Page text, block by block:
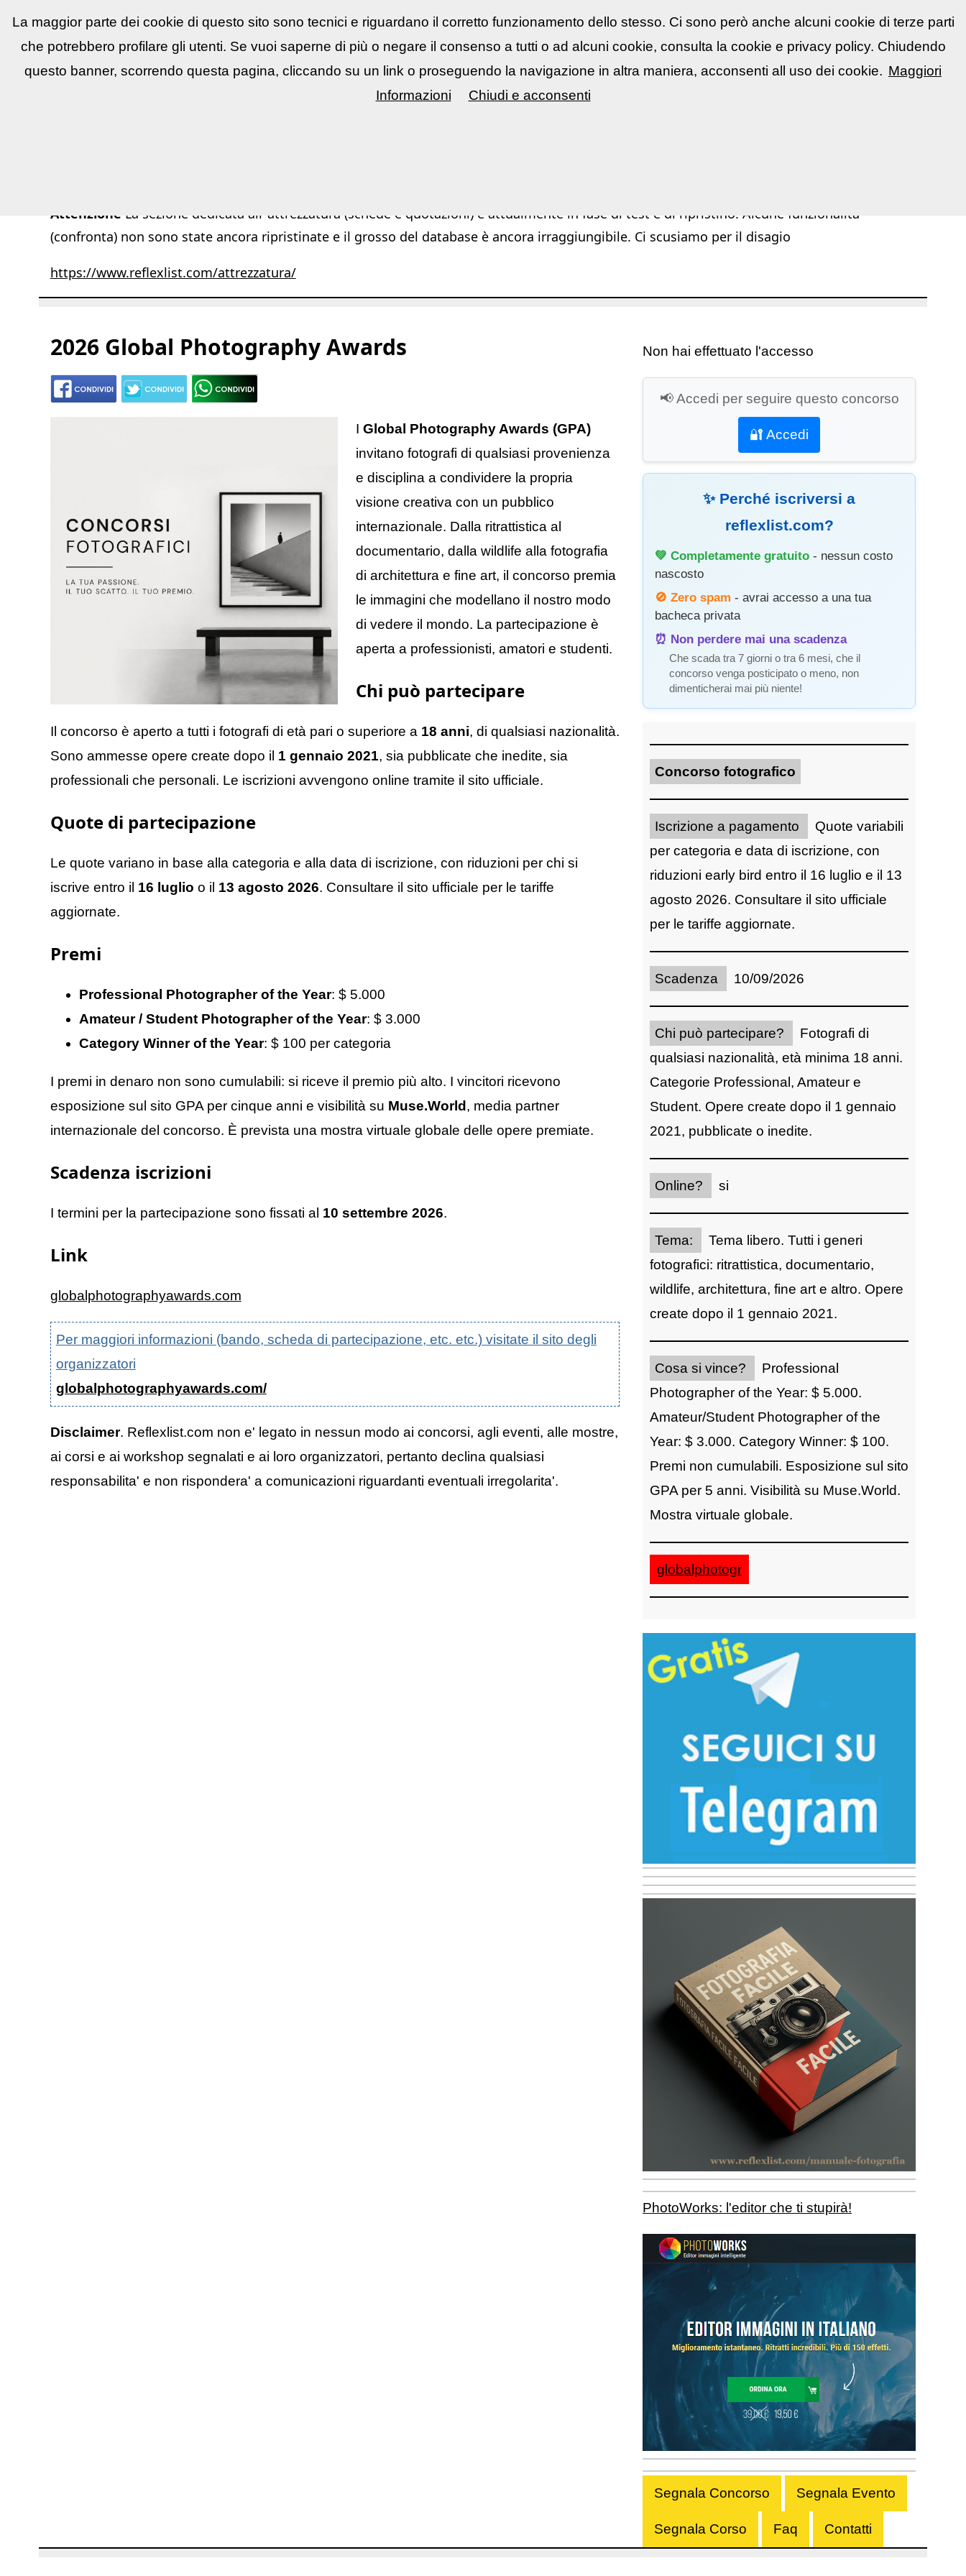
ReflexLIST▼ News e utility ▼ Concorsi fotografici ▼ Mostre Eventi▼ Contatti 🇮🇹 Italiano
Attenzione La sezione dedicata all''attrezzatura (schede e quotazioni) è attualmente in fase di test e di ripristino. Alcune funzionalità
(confronta) non sono state ancora ripristinate e il grosso del database è ancora irraggiungibile. Ci scusiamo per il disagio
https://www.reflexlist.com/attrezzatura/
2026 Global Photography Awards
I Global Photography Awards (GPA)
invitano fotografi di qualsiasi provenienza
e disciplina a condividere la propria
visione creativa con un pubblico
internazionale. Dalla ritrattistica al
documentario, dalla wildlife alla fotografia
di architettura e fine art, il concorso premia
le immagini che modellano il nostro modo
di vedere il mondo. La partecipazione è
aperta a professionisti, amatori e studenti.
Chi può partecipare
Il concorso è aperto a tutti i fotografi di età pari o superiore a 18 anni, di qualsiasi nazionalità.
Sono ammesse opere create dopo il 1 gennaio 2021, sia pubblicate che inedite, sia
professionali che personali. Le iscrizioni avvengono online tramite il sito ufficiale.
Quote di partecipazione
Le quote variano in base alla categoria e alla data di iscrizione, con riduzioni per chi si
iscrive entro il 16 luglio o il 13 agosto 2026. Consultare il sito ufficiale per le tariffe
aggiornate.
Premi
Professional Photographer of the Year: $ 5.000
Amateur / Student Photographer of the Year: $ 3.000
Category Winner of the Year: $ 100 per categoria
I premi in denaro non sono cumulabili: si riceve il premio più alto. I vincitori ricevono
esposizione sul sito GPA per cinque anni e visibilità su Muse.World, media partner
internazionale del concorso. È prevista una mostra virtuale globale delle opere premiate.
Scadenza iscrizioni
I termini per la partecipazione sono fissati al 10 settembre 2026.
Link
globalphotographyawards.com
Per maggiori informazioni (bando, scheda di partecipazione, etc. etc.) visitate il sito degli
organizzatori
globalphotographyawards.com/
Disclaimer. Reflexlist.com non e' legato in nessun modo ai concorsi, agli eventi, alle mostre,
ai corsi e ai workshop segnalati e ai loro organizzatori, pertanto declina qualsiasi
responsabilita' e non rispondera' a comunicazioni riguardanti eventuali irregolarita'.
Non hai effettuato l'accesso
📢 Accedi per seguire questo concorso
🔐 Accedi
✨ Perché iscriversi a
reflexlist.com?
💚 Completamente gratuito - nessun costo
nascosto
🚫 Zero spam - avrai accesso a una tua
bacheca privata
⏰ Non perdere mai una scadenza
Che scada tra 7 giorni o tra 6 mesi, che il
concorso venga posticipato o meno, non
dimenticherai mai più niente!
Concorso fotografico
Iscrizione a pagamento
Quote variabili
per categoria e data di iscrizione, con
riduzioni early bird entro il 16 luglio e il 13
agosto 2026. Consultare il sito ufficiale
per le tariffe aggiornate.
Scadenza 10/09/2026
Chi può partecipare?
Fotografi di
qualsiasi nazionalità, età minima 18 anni.
Categorie Professional, Amateur e
Student. Opere create dopo il 1 gennaio
2021, pubblicate o inedite.
Online? si
Tema:
Tema libero. Tutti i generi
fotografici: ritrattistica, documentario,
wildlife, architettura, fine art e altro. Opere
create dopo il 1 gennaio 2021.
Cosa si vince?
Professional
Photographer of the Year: $ 5.000.
Amateur/Student Photographer of the
Year: $ 3.000. Category Winner: $ 100.
Premi non cumulabili. Esposizione sul sito
GPA per 5 anni. Visibilità su Muse.World.
Mostra virtuale globale.
globalphotogr
PhotoWorks: l'editor che ti stupirà!
Segnala Concorso Segnala Evento
Segnala Corso Faq Contatti
La maggior parte dei cookie di questo sito sono tecnici e riguardano il corretto funzionamento dello stesso. Ci sono però anche alcuni cookie di terze parti
che potrebbero profilare gli utenti. Se vuoi saperne di più o negare il consenso a tutti o ad alcuni cookie, consulta la cookie e privacy policy. Chiudendo
questo banner, scorrendo questa pagina, cliccando su un link o proseguendo la navigazione in altra maniera, acconsenti all uso dei cookie. Maggiori
Informazioni
Chiudi e acconsenti